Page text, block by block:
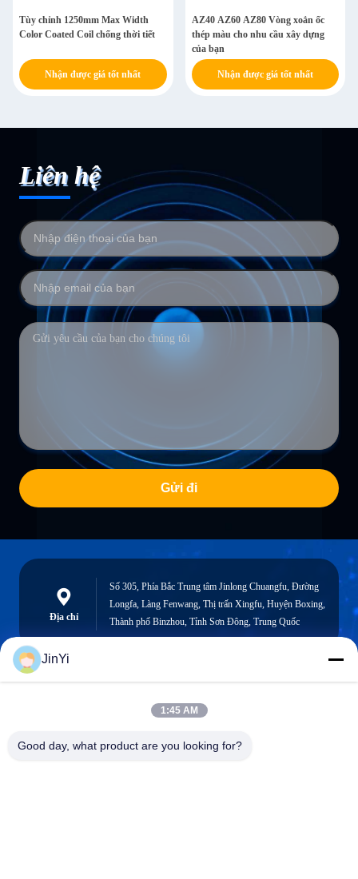
Tùy chỉnh 1250mm Max Width
Color Coated Coil chống thời tiết
Nhận được giá tốt nhất
AZ40 AZ60 AZ80 Vòng xoắn ốc
thép màu cho nhu cầu xây dựng
của bạn
Nhận được giá tốt nhất
Liên hệ
Gửi đi
Địa chỉ
Số 305, Phía Bắc Trung tâm Jinlong Chuangfu, Đường
Longfa, Làng Fenwang, Thị trấn Xingfu, Huyện Boxing,
Thành phố Binzhou, Tỉnh Sơn Đông, Trung Quốc
chenshasha1867@gmail.com
JinYi
1:45 AM
Good day, what product are you looking for?